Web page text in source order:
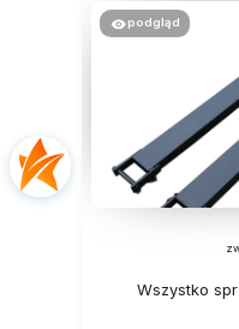
podgląd
Wszystko